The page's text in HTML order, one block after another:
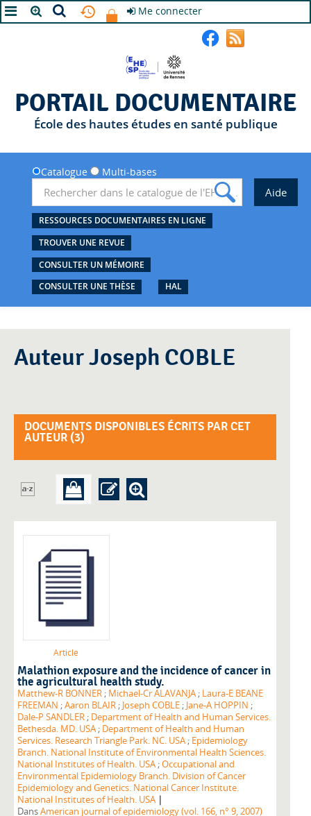
Me connecter
PORTAIL DOCUMENTAIRE
École des hautes études en santé publique
Catalogue Multi-bases
RESSOURCES DOCUMENTAIRES EN LIGNE
TROUVER UNE REVUE
CONSULTER UN MÉMOIRE
CONSULTER UNE THÈSE
HAL
Auteur Joseph COBLE
DOCUMENTS DISPONIBLES ÉCRITS PAR CET
AUTEUR (3)
Article
Malathion exposure and the incidence of cancer in
the agricultural health study.
Matthew-R BONNER ; Michael-Cr ALAVANJA ; Laura-E BEANE
FREEMAN ;Aaron BLAIR ; Joseph COBLE ; Jane-A HOPPIN ;
Dale-P SANDLER ; Department of Health and Human Services.
Bethesda. MD. USA ; Department of Health and Human
Services. Research Triangle Park. NC. USA ; Epidemiology
Branch. National Institute of Environmental Health Sciences.
National Institutes of Health. USA ;Occupational and
Environmental Epidemiology Branch. Division of Cancer
Epidemiology and Genetics. National Cancer Institute.
National Institutes of Health. USA |
DansAmerican journal of epidemiology (vol. 166, n° 9, 2007)